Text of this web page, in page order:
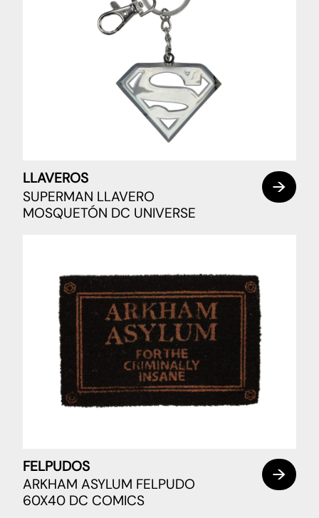
LLAVEROS
SUPERMAN LLAVERO
MOSQUETÓN DC UNIVERSE
FELPUDOS
ARKHAM ASYLUM FELPUDO
60X40 DC COMICS